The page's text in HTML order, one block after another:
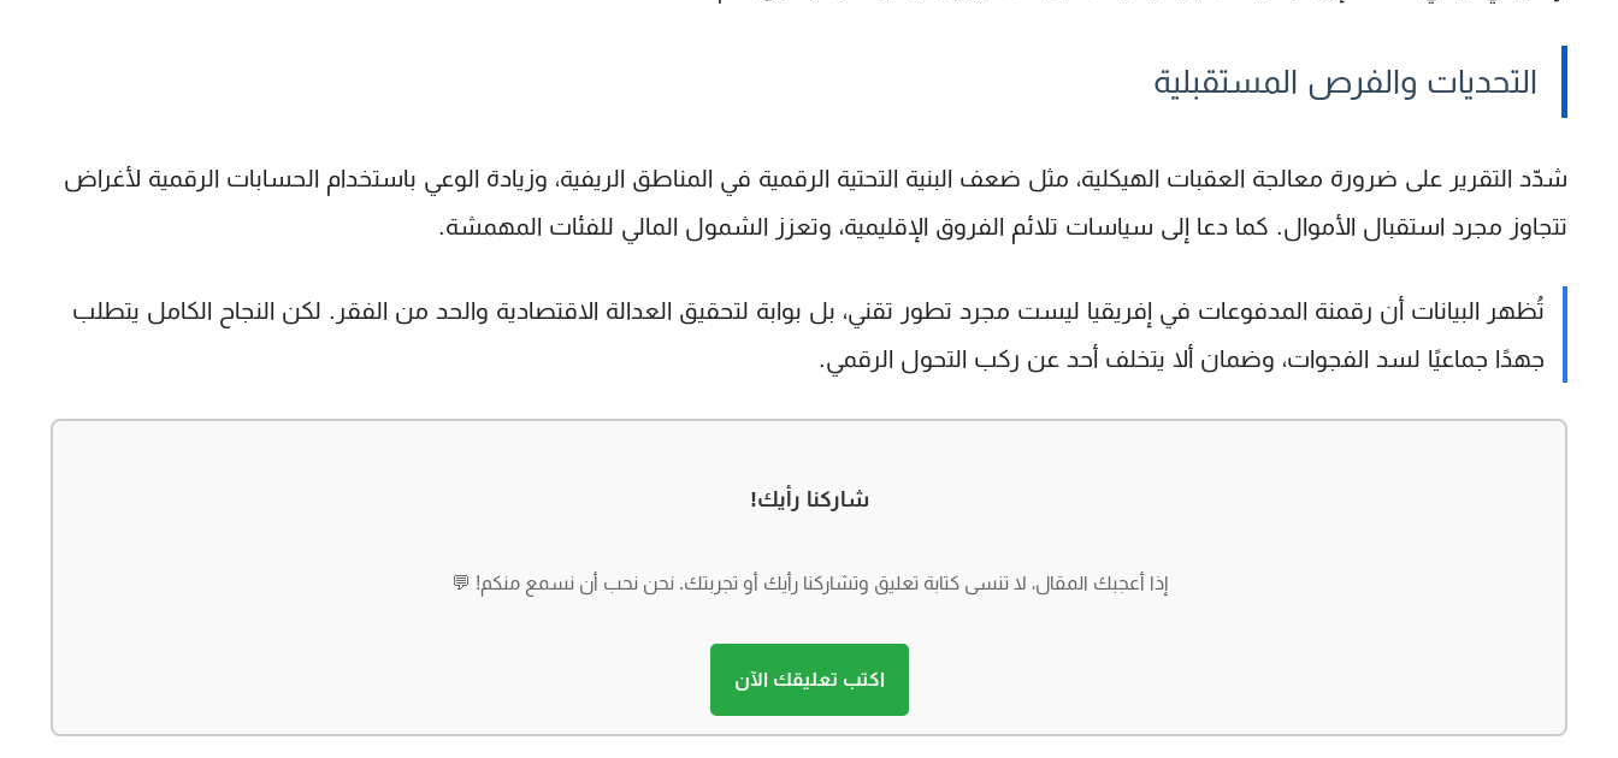
التحديات والفرص المستقبلية
شدّد التقرير على ضرورة معالجة العقبات الهيكلية، مثل ضعف البنية التحتية الرقمية في المناطق الريفية، وزيادة الوعي باستخدام الحسابات الرقمية لأغراض
تتجاوز مجرد استقبال الأموال. كما دعا إلى سياسات تلائم الفروق الإقليمية، وتعزز الشمول المالي للفئات المهمشة.
تُظهر البيانات أن رقمنة المدفوعات في إفريقيا ليست مجرد تطور تقني، بل بوابة لتحقيق العدالة الاقتصادية والحد من الفقر. لكن النجاح الكامل يتطلب
جهدًا جماعيًا لسد الفجوات، وضمان ألا يتخلف أحد عن ركب التحول الرقمي.
شاركنا رأيك!
إذا أعجبك المقال، لا تنسى كتابة تعليق وتشاركنا رأيك أو تجربتك. نحن نحب أن نسمع منكم! 💬
اكتب تعليقك الآن